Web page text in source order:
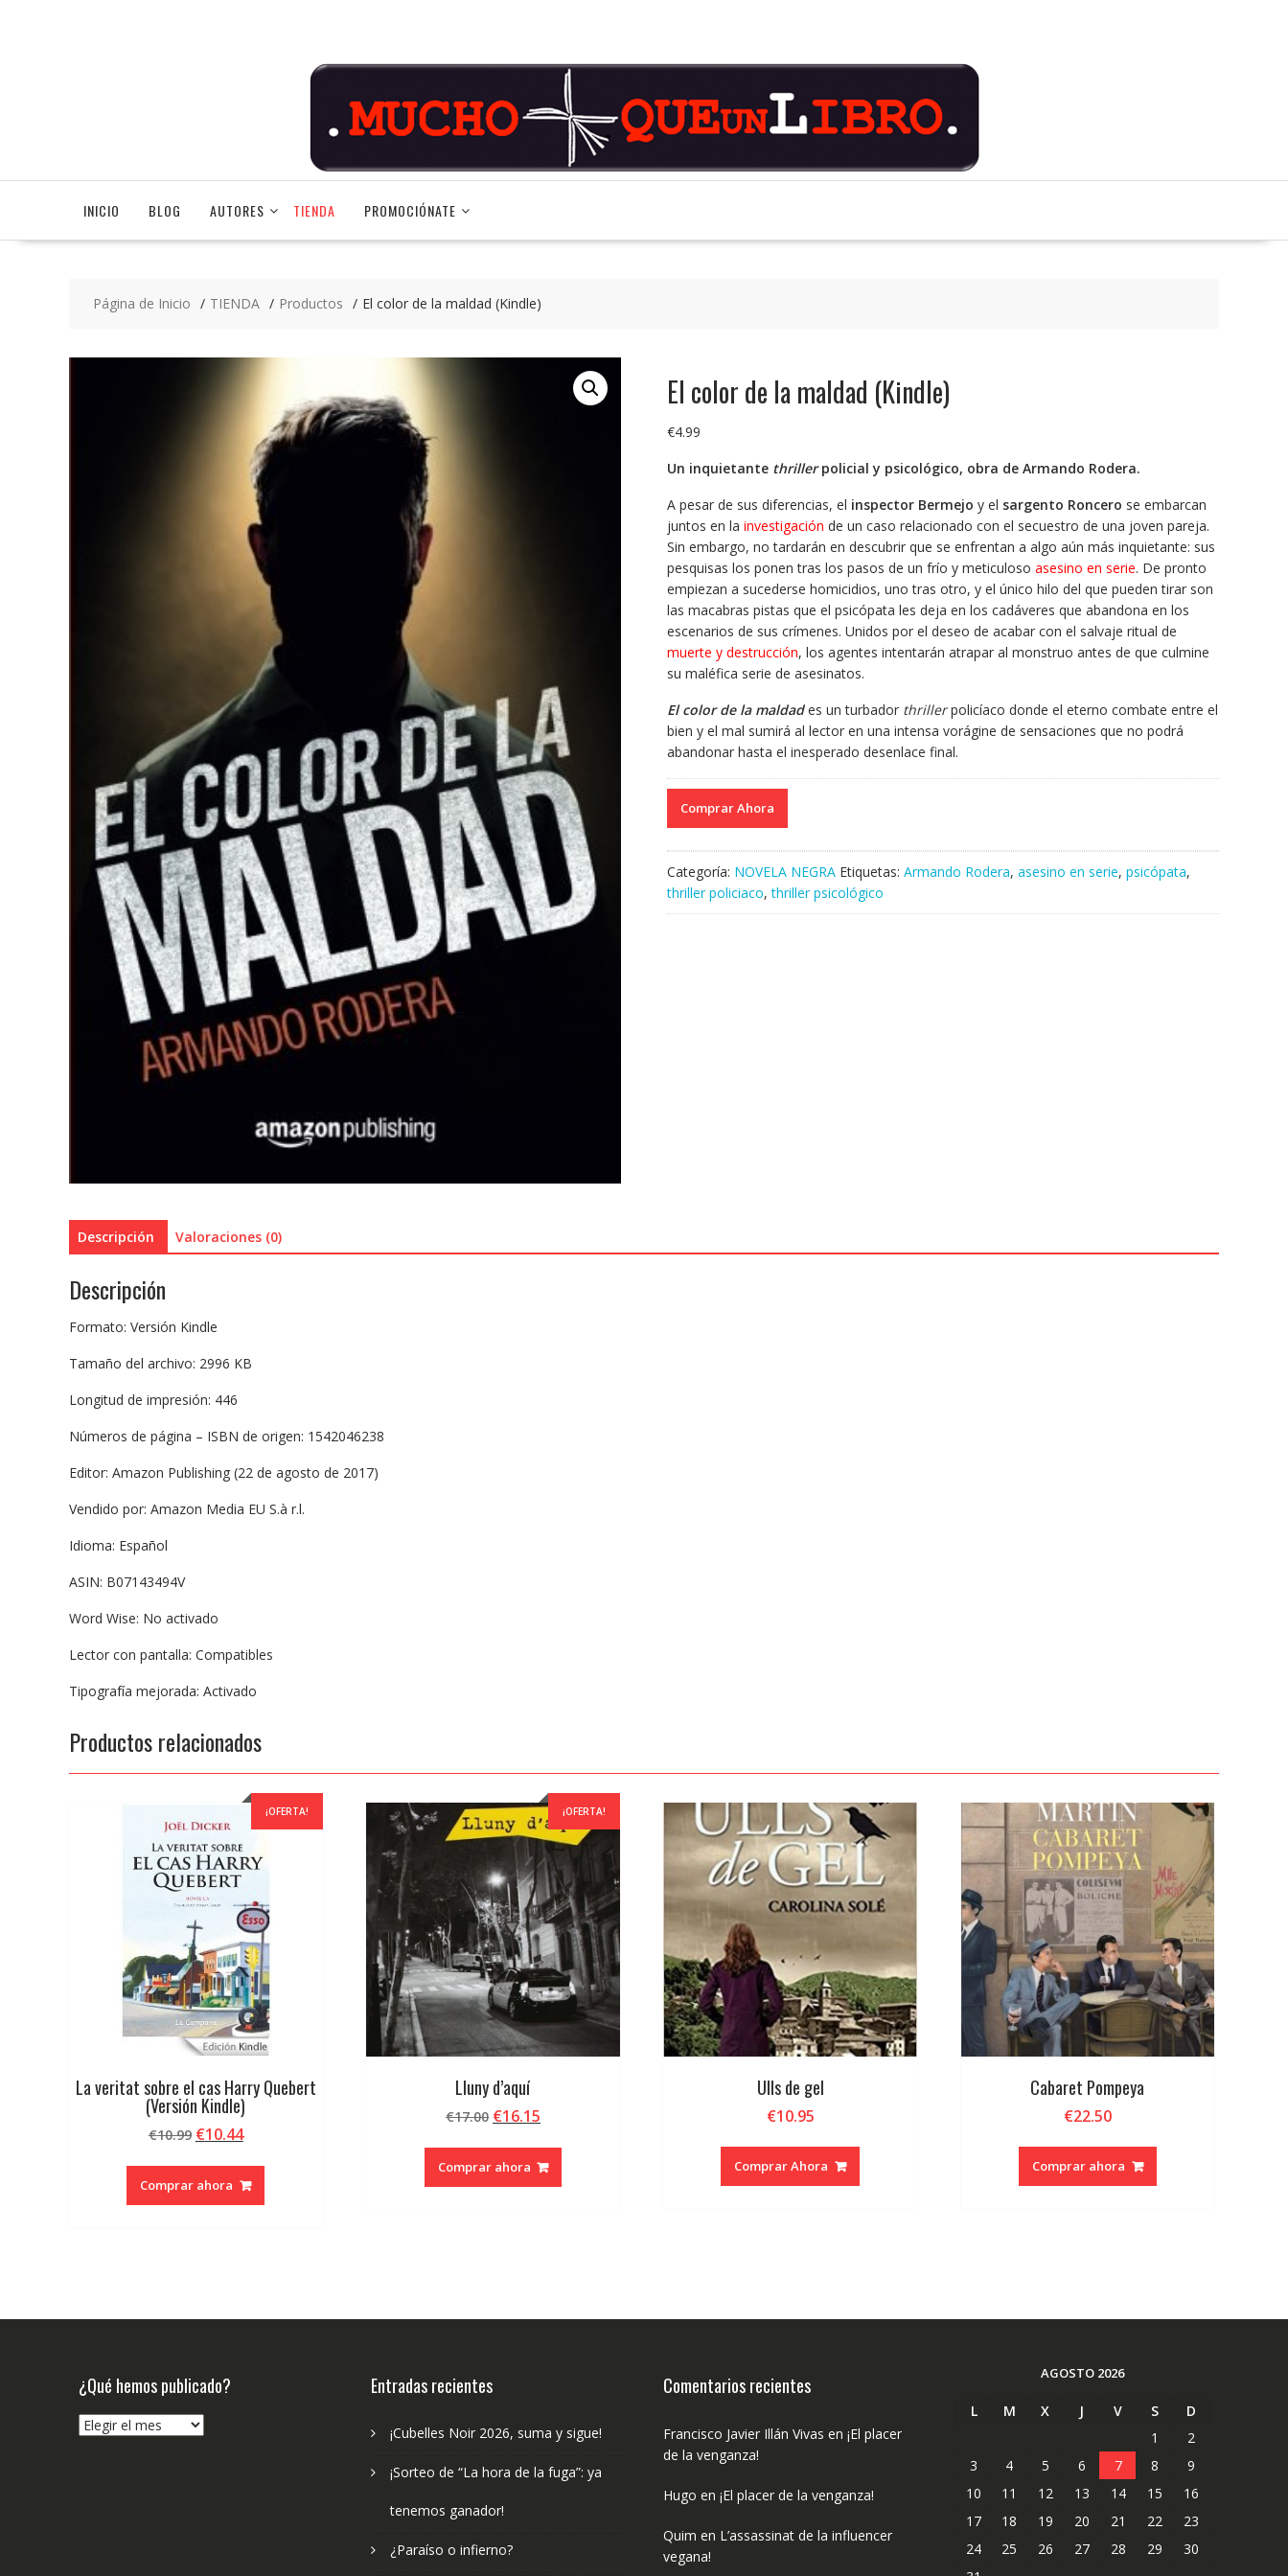
INICIO BLOG AUTORES TIENDA PROMOCIÓNATE
Página de Inicio TIENDA Productos El color de la maldad (Kindle)
El color de la maldad (Kindle)
€4.99
Un inquietante thrillerpolicial y psicológico, obra de Armando Rodera.
A pesar de sus diferencias, el inspector Bermejo y el sargento Roncero se embarcan
juntos en la investigación de un caso relacionado con el secuestro de una joven pareja.
Sin embargo, no tardarán en descubrir que se enfrentan a algo aún más inquietante: sus
pesquisas los ponen tras los pasos de un frío y meticuloso asesino en serie. De pronto
empiezan a sucederse homicidios, uno tras otro, y el único hilo del que pueden tirar son
las macabras pistas que el psicópata les deja en los cadáveres que abandona en los
escenarios de sus crímenes. Unidos por el deseo de acabar con el salvaje ritual de
muerte y destrucción, los agentes intentarán atrapar al monstruo antes de que culmine
su maléfica serie de asesinatos.
El color de la maldades un turbador thrillerpolicíaco donde el eterno combate entre el
bien y el mal sumirá al lector en una intensa vorágine de sensaciones que no podrá
abandonar hasta el inesperado desenlace final.
Comprar Ahora
Categoría: NOVELA NEGRA Etiquetas: Armando Rodera, asesino en serie, psicópata,
thriller policiaco,thriller psicológico
Descripción Valoraciones (0)
Descripción
Formato: Versión Kindle
Tamaño del archivo: 2996 KB
Longitud de impresión: 446
Números de página – ISBN de origen: 1542046238
Editor: Amazon Publishing (22 de agosto de 2017)
Vendido por: Amazon Media EU S.à r.l.
Idioma: Español
ASIN: B07143494V
Word Wise: No activado
Lector con pantalla: Compatibles
Tipografía mejorada: Activado
Productos relacionados
¡OFERTA!
La veritat sobre el cas Harry Quebert
(Versión Kindle)
€10.99 El
original
era:
€10.44El
actual
es:
Comprar ahora
¡OFERTA!
Lluny d’aquí
€17.00 El
original
era:
€16.15El
actual
es:
Comprar ahora
Ulls de gel
€10.95
Comprar Ahora
Cabaret Pompeya
€22.50
Comprar ahora
¿Qué hemos publicado?
¿Qué
Entradas recientes
¡Cubelles Noir 2026, suma y sigue!
¡Sorteo de “La hora de la fuga”: ya
tenemos ganador!
¿Paraíso o infierno?
Comentarios recientes
Francisco Javier Illán Vivas en ¡El placer
de la venganza!
Hugo en ¡El placer de la venganza!
Quim en L’assassinat de la influencer
vegana!
AGOSTO 2026
L M X J V S
D
1
2
3
4 5 6 7 8
9
10
11 12 13 14 15
16
17
18 19 20 21 22
23
24
25 26 27 28 29
30